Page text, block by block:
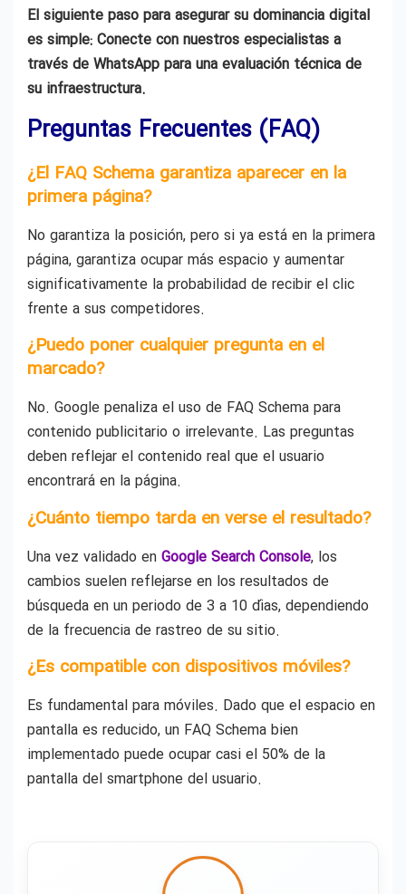
El siguiente paso para asegurar su dominancia digital
es simple: Conecte con nuestros especialistas a
través de WhatsApp para una evaluación técnica de
su infraestructura.
Preguntas Frecuentes (FAQ)
¿El FAQ Schema garantiza aparecer en la
primera página?
No garantiza la posición, pero si ya está en la primera
página, garantiza ocupar más espacio y aumentar
significativamente la probabilidad de recibir el clic
frente a sus competidores.
¿Puedo poner cualquier pregunta en el
marcado?
No. Google penaliza el uso de FAQ Schema para
contenido publicitario o irrelevante. Las preguntas
deben reflejar el contenido real que el usuario
encontrará en la página.
¿Cuánto tiempo tarda en verse el resultado?
Una vez validado en Google Search Console, los
cambios suelen reflejarse en los resultados de
búsqueda en un periodo de 3 a 10 días, dependiendo
de la frecuencia de rastreo de su sitio.
¿Es compatible con dispositivos móviles?
Es fundamental para móviles. Dado que el espacio en
pantalla es reducido, un FAQ Schema bien
implementado puede ocupar casi el 50% de la
pantalla del smartphone del usuario.